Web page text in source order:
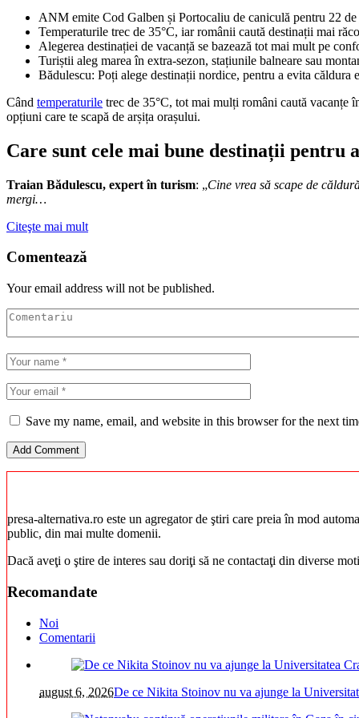
ANM emite Cod Galben și Portocaliu de caniculă pentru 22 de
Temperaturile trec de 35°C, iar românii caută destinații mai
Alegerea destinației de vacanță se bazează tot mai mult pe
Turiștii aleg marea în extra-sezon, stațiunile balneare sau
Bădulescu: Poți alege destinații nordice, pentru a evita căldura
Când temperaturile trec de 35°C, tot mai mulți români caută vacanțe
opțiuni care te scapă de arșița orașului.
Care sunt cele mai bune destinații pentru
Traian Bădulescu, expert în turism: „Cine vrea să scape de
mergi…
Citeşte mai mult
Comentează
Your email address will not be published.
Save my name, email, and website in this browser for the next
presa-alternativa.ro este un agregator de ştiri care preia în mod
public, din mai multe domenii.
Dacă aveţi o ştire de interes sau doriţi să ne contactaţi din diverse
Recomandate
Noi
Comentarii
august 6, 2026De ce Nikita Stoinov nu va ajunge la